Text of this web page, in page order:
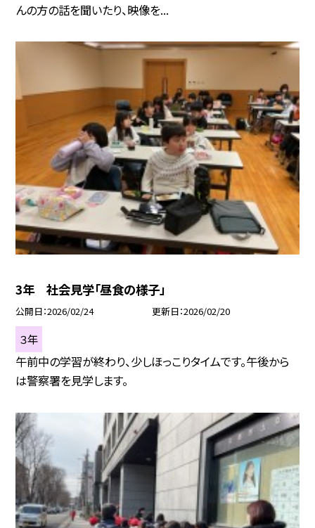
んの方の話を聞いたり、映像を...
3年 社会見学「昼食の様子」
公開日 2026/02/24 更新日 2026/02/20
３年
午前中の学習が終わり、少しほっこりタイムです。午後から
は警察署を見学します。